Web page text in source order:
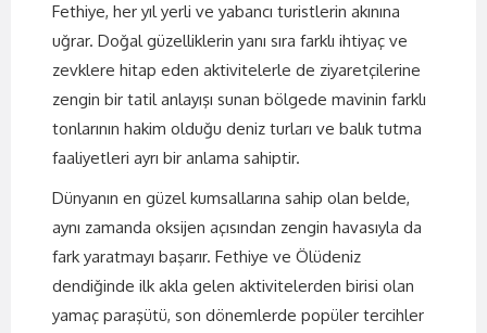
Fethiye, her yıl yerli ve yabancı turistlerin akınına
uğrar. Doğal güzelliklerin yanı sıra farklı ihtiyaç ve
zevklere hitap eden aktivitelerle de ziyaretçilerine
zengin bir tatil anlayışı sunan bölgede mavinin farklı
tonlarının hakim olduğu deniz turları ve balık tutma
faaliyetleri ayrı bir anlama sahiptir.
Dünyanın en güzel kumsallarına sahip olan belde,
aynı zamanda oksijen açısından zengin havasıyla da
fark yaratmayı başarır. Fethiye ve Ölüdeniz
dendiğinde ilk akla gelen aktivitelerden birisi olan
yamaç paraşütü, son dönemlerde popüler tercihler